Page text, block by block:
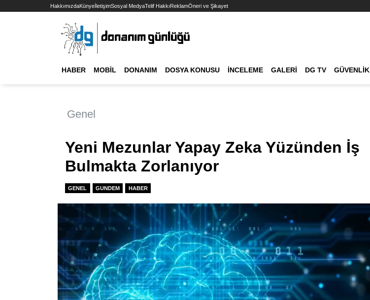
HakkımızdaKünyeİletişimSosyal MedyaTelif HakkıReklamÖneri ve Şikayet
HABER MOBIL DONANIM DOSYA KONUSU İNCELEME GALERI DG TV GÜVENLIK
Genel
Yeni Mezunlar Yapay Zeka Yüzünden İş
Bulmakta Zorlanıyor
GENEL GUNDEM HABER